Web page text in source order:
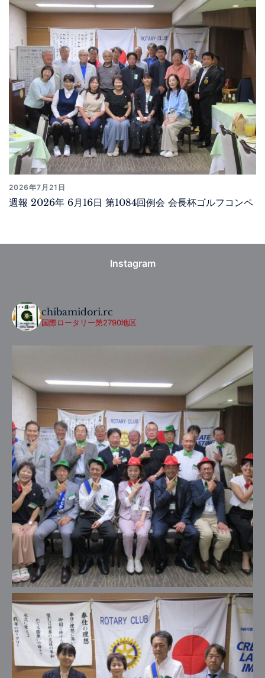
2026年7月21日
週報 2026年 6月16日 第1084回例会 会長杯ゴルフコンペ
Instagram
chibamidori.rc
国際ロータリー第2790地区